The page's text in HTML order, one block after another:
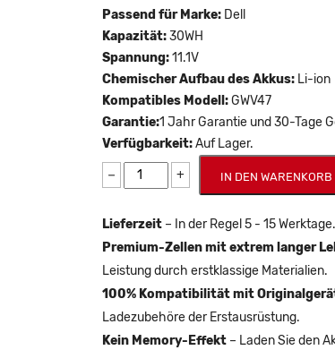
Passend für Marke: Dell
Kapazität:30WH
Spannung:11.1V
Chemischer Aufbau des Akkus: Li-ion
Kompatibles Modell:GWV47
Garantie:1 Jahr Garantie und 30-Tage
Verfügbarkeit:Auf Lager.
− + IN DEN WARENKORB
Lieferzeit – In der Regel 5 - 15 Werktage.
Premium-Zellen mit extrem langer
Leistung durch erstklassige Materialien.
100% Kompatibilität mit
Ladezubehöre der Erstausrüstung.
Kein Memory-Effekt – Laden Sie den